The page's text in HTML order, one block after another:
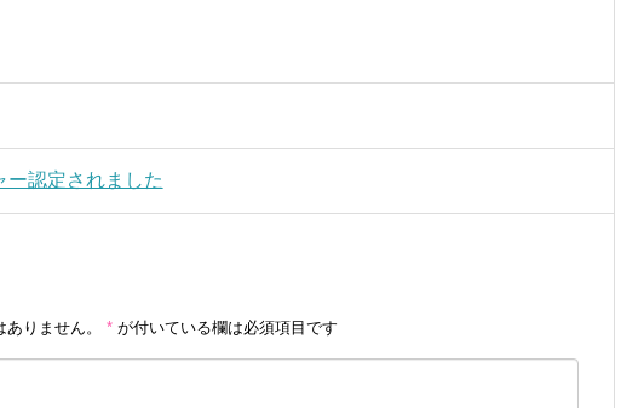
ー認定されました
りません。 * が付いている欄は必須項目です